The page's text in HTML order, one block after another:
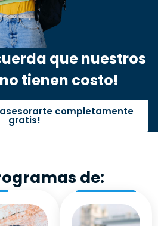
que nuestros
tienen costo!
asesorarte completamente
gratis!
de: